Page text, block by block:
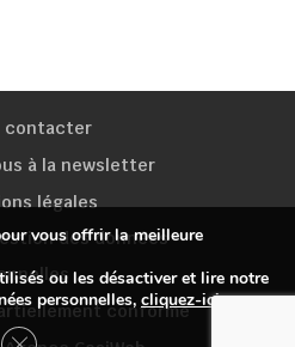
contacter
à la newsletter
légales
des données
conforme
vous offrir la meilleure
ou les désactiver et lire notre
personnelles, cliquez-ici.
Fermer la bannière des cookies